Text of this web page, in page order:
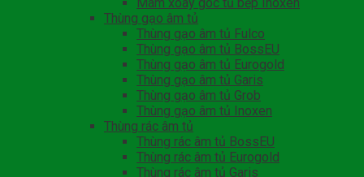
Thùng gạo âm tủ
Thùng gạo âm tủ Fulco
Thùng gạo âm tủ BossEU
Thùng gạo âm tủ Eurogold
Thùng gạo âm tủ Garis
Thùng gạo âm tủ Grob
Thùng gạo âm tủ Inoxen
Thùng rác âm tủ
Thùng rác âm tủ BossEU
Thùng rác âm tủ Eurogold
Thùng rác âm tủ Garis